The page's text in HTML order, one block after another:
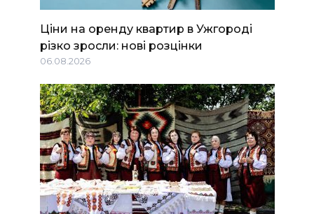
Ціни на оренду квартир в Ужгороді
різко зросли: нові розцінки
06.08.2026